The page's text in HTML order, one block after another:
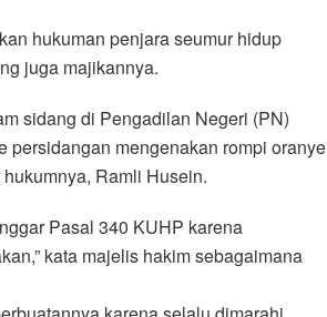
hukuman penjara seumur hidup
juga majikannya.
sidang di Pengadilan Negeri (PN)
persidangan mengenakan rompi oranye
Ramli Husein.
Pasal 340 KUHP karena
kata majelis hakim sebagaimana